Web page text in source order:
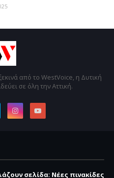
από το WestVoice, η Δυτική
σε όλη την Αττική.
σελίδα: Νέες πινακίδες